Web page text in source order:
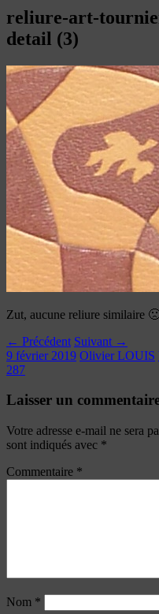
reliure-art-
detail (3)
Zut, aucune reliure similaire
← Précédent Suivant →
9 février 2019 Olivier LOUIS
287
Laisser un
Votre adresse e-mail ne sera
sont indiqués avec *
Commentaire *
Nom *